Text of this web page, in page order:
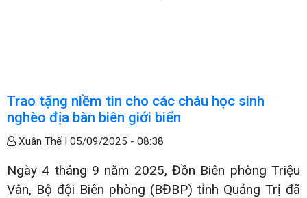
Trao tặng niềm tin cho các cháu học sinh
nghèo địa bàn biên giới biển
Xuân Thế | 05/09/2025 - 08:38
Ngày 4 tháng 9 năm 2025, Đồn Biên phòng Triệu
Vân, Bộ đội Biên phòng (BĐBP) tỉnh Quảng Trị đã